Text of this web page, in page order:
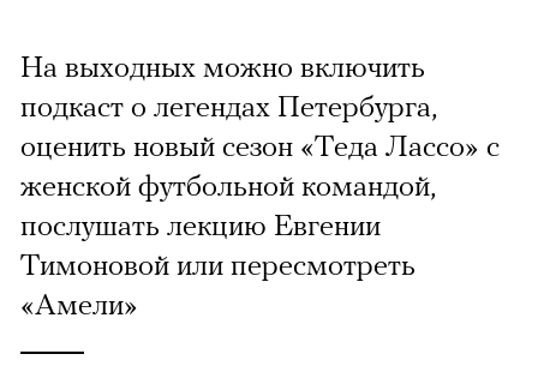
На выходных можно включить
подкаст о легендах Петербурга,
оценить новый сезон «Теда Лассо» с
женской футбольной командой,
послушать лекцию Евгении
Тимоновой или пересмотреть
«Амели»